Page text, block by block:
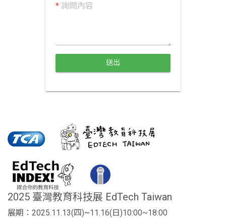
*詢問內容
送出
2025 臺灣教育科技展 EdTech Taiwan
展期：2025.11.13(四)~11.16(日)10:00~18:00